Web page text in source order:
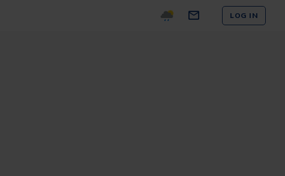
LOG IN